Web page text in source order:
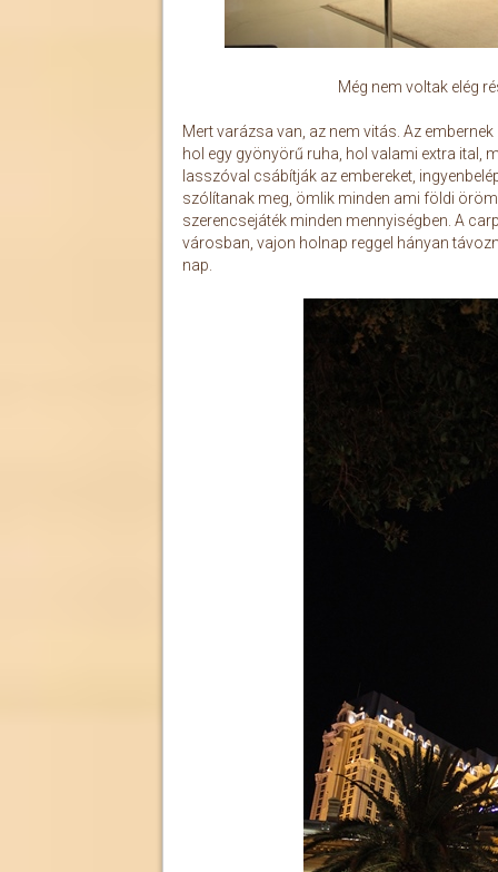
Még nem voltak elég
Mert varázsa van, az nem vitás. Az
hol egy gyönyörű ruha, hol valami extra ital,
lasszóval csábítják az embereket,
szólítanak meg, ömlik minden ami földi
szerencsejáték minden mennyiségben. A
városban, vajon holnap reggel hányan
nap.